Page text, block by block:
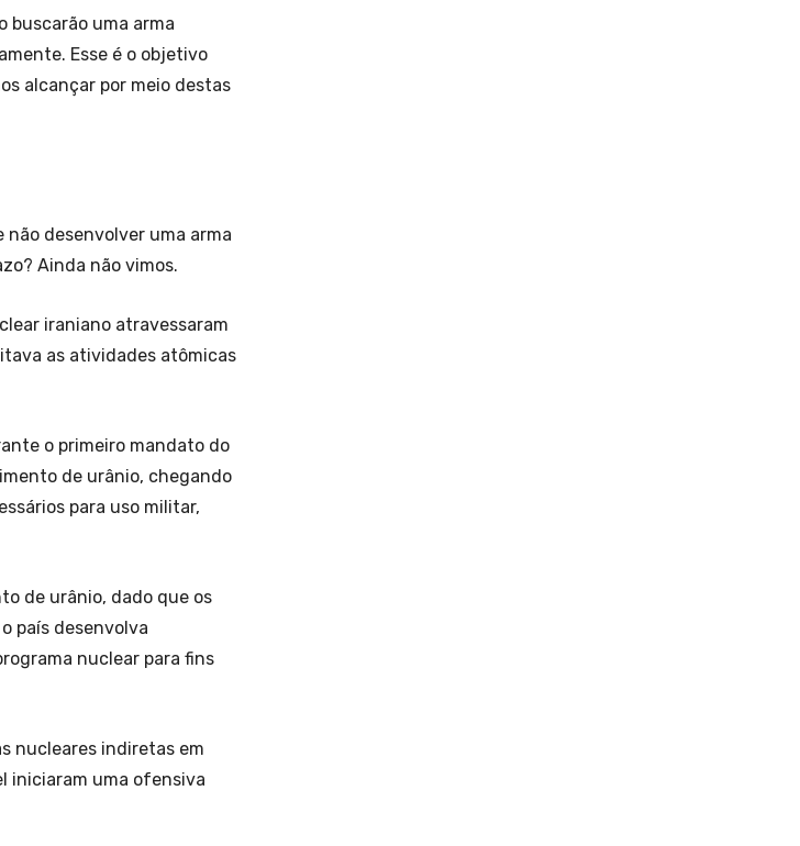
buscarão uma arma
Esse é o objetivo
alcançar por meio destas
não desenvolver uma arma
Ainda não vimos.
iraniano atravessaram
as atividades atômicas
o primeiro mandato do
de urânio, chegando
para uso militar,
de urânio, dado que os
país desenvolva
nuclear para fins
nucleares indiretas em
iniciaram uma ofensiva